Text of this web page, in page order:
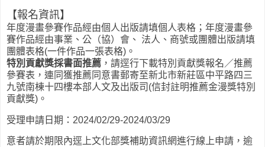
【報名資訊】
年度漫畫參賽作品經由個人出版請填個人表格；年度漫畫參
賽作品經由事業、公（協）會、 法人、商號或團體出版請填
團體表格(一件作品一張表格)。
特別貢獻獎採書面推薦 ，請逕行下載特別貢獻獎報名／推薦
參賽表，連同獲推薦同意書郵寄至新北市新莊區中平路四三
九號南棟十四樓本部人文及出版司(信封註明推薦金漫獎特別
貢獻獎)。
受理申請日期：2024/02/29-2024/03/29
意者請於期限內逕上文化部獎補助資訊網進行線上申請，逾